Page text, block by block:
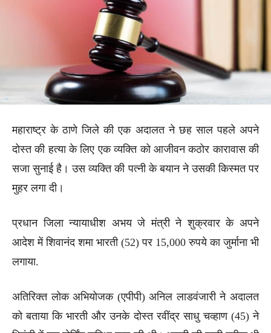
महाराष्ट्र के ठाणे जिले की एक अदालत ने छह साल पहले अपने
दोस्त की हत्या के लिए एक व्यक्ति को आजीवन कठोर कारावास की
सजा सुनाई है। उस व्यक्ति की पत्नी के बयान ने उसकी किस्मत पर
मुहर लगा दी।
प्रधान जिला न्यायाधीश अभय जे मंत्री ने शुक्रवार के अपने
आदेश में शिवानंद शमा भारती (52) पर 15,000 रुपये का जुर्माना भी
लगाया.
अतिरिक्त लोक अभियोजक (एपीपी) अनिल लाडवंजारी ने अदालत
को बताया कि भारती और उनके दोस्त रवींद्र साधु चव्हाण (45) ने